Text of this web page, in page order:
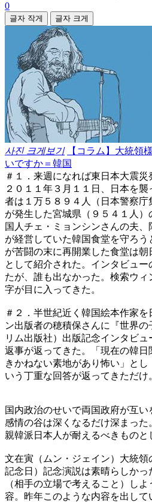
0
글자 작게 글자 크게
사진 크게보기
【コラム】大統領
いですか＝韓国
＃１．来週になれば東日本大震災
２０１１年３月１１日、日本を
者は１万５８９４人（日本警察
が発生した宮城県（９５４１人
国人チェ・ミョンシンさんの夫
が経営していた韓国食堂を守ろ
が苦闘の末に再開業した食堂は
として紹介された。インタビュ
たが、誰も出なかった。検索ウ
字が目に入ってきた。
＃２．半世紀近く韓国絵本作家
ン出版者の穂積保さんに『世界
リム出版社）出版記念インタビ
返事が返ってきた。「現在の韓
きかねない素地があり怖い」と
いう丁重な回答が返ってきただけ
国内政治のせいで両国政府が互
感情の谷は深くなるだけ深まった
親韓派日本人が耐えるべきものと
文在寅（ムン・ジェイン）大統
記念日）記念演説は素晴らしかっ
（相手の立場で考えること）し
容。昨年このような内容を出して